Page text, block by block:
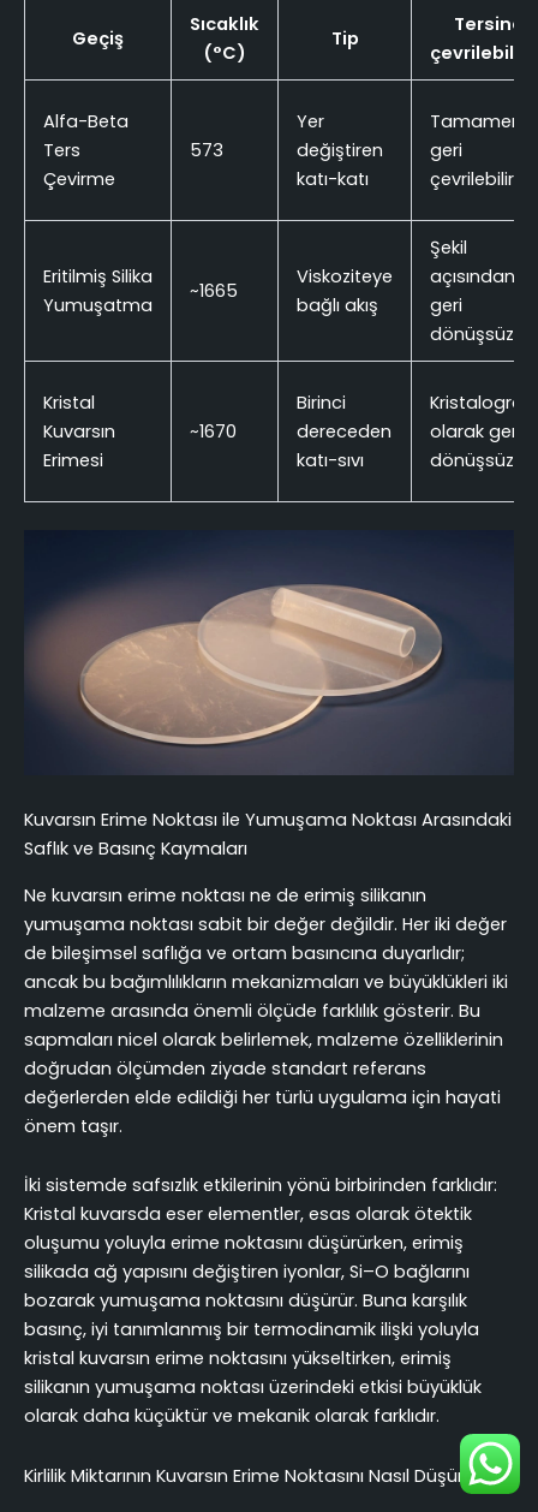
Geçiş
Sıcaklık
(°C)
Tip
Tersine
Alfa-Beta
Ters
Çevirme
573
Yer
değiştiren
katı-katı
Tamamen
geri
çevrilebilir
Eritilmiş Silika
Yumuşatma
~1665
Viskoziteye
bağlı akış
Şekil
açısından
geri
dönüşsüz
Kristal
Kuvarsın
Erimesi
~1670
Birinci
dereceden
katı-sıvı
olarak geri
dönüşsüz
Kuvarsın Erime Noktası ile Yumuşama Noktası Arasındaki
Saflık ve Basınç Kaymaları
Ne kuvarsın erime noktası ne de erimiş silikanın
yumuşama noktası sabit bir değer değildir. Her iki değer
de bileşimsel saflığa ve ortam basıncına duyarlıdır;
ancak bu bağımlılıkların mekanizmaları ve büyüklükleri iki
malzeme arasında önemli ölçüde farklılık gösterir. Bu
sapmaları nicel olarak belirlemek, malzeme özelliklerinin
doğrudan ölçümden ziyade standart referans
değerlerden elde edildiği her türlü uygulama için hayati
önem taşır.
İki sistemde safsızlık etkilerinin yönü birbirinden farklıdır:
Kristal kuvarsda eser elementler, esas olarak ötektik
oluşumu yoluyla erime noktasını düşürürken, erimiş
silikada ağ yapısını değiştiren iyonlar, Si–O bağlarını
bozarak yumuşama noktasını düşürür. Buna karşılık
basınç, iyi tanımlanmış bir termodinamik ilişki yoluyla
kristal kuvarsın erime noktasını yükseltirken, erimiş
silikanın yumuşama noktası üzerindeki etkisi büyüklük
olarak daha küçüktür ve mekanik olarak farklıdır.
Kirlilik Miktarının Kuvarsın Erime Noktasını Nasıl Düşürdüğü